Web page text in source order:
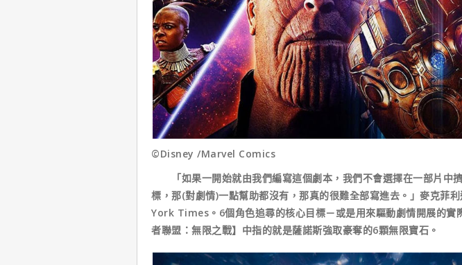
©Disney /Marvel Comics
「如果一開始就由我們編寫這個劇本，我們不會選擇在一部片中
標，那(對劇情)一點幫助都沒有，那真的很難全部寫進去。」麥克菲
York Times。6個角色追尋的核心目標－或是用來驅動劇情開展的實
者聯盟：無限之戰】中指的就是薩諾斯強取豪奪的6顆無限寶石。